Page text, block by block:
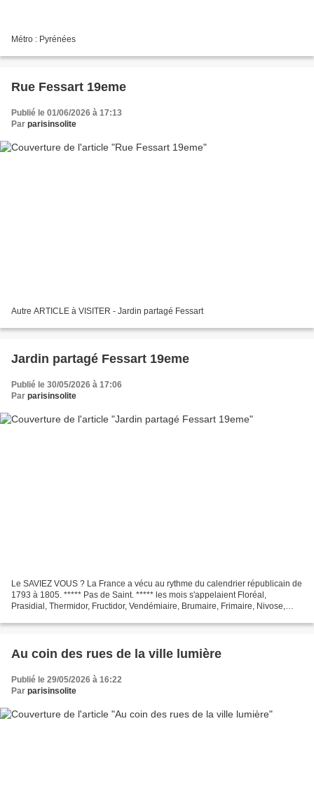
Métro : Pyrénées
Rue Fessart 19eme
Publié le 01/06/2026 à 17:13
Par parisinsolite
Autre ARTICLE à VISITER - Jardin partagé Fessart
Jardin partagé Fessart 19eme
Publié le 30/05/2026 à 17:06
Par parisinsolite
Le SAVIEZ VOUS ? La France a vécu au rythme du calendrier républicain de
1793 à 1805. ***** Pas de Saint. ***** les mois s'appelaient Floréal,
Prasidial, Thermidor, Fructidor, Vendémiaire, Brumaire, Frimaire, Nivose,
Au coin des rues de la ville lumière
Publié le 29/05/2026 à 16:22
Par parisinsolite